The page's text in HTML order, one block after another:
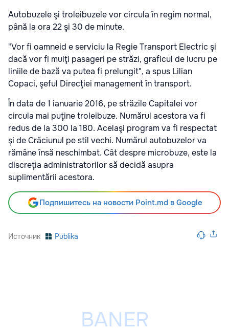
Autobuzele şi troleibuzele vor circula în regim normal,
până la ora 22 şi 30 de minute.
"Vor fi oamneid e serviciu la Regie Transport Electric şi
dacă vor fi mulţi pasageri pe străzi, graficul de lucru pe
liniile de bază va putea fi prelungit", a spus Lilian
Copaci, şeful Direcţiei management în transport.
În data de 1 ianuarie 2016, pe străzile Capitalei vor
circula mai puţine troleibuze. Numărul acestora va fi
redus de la 300 la 180. Acelaşi program va fi respectat
şi de Crăciunul pe stil vechi. Numărul autobuzelor va
rămâne însă neschimbat. Cât despre microbuze, este la
discreţia administratorilor să decidă asupra
suplimentării acestora.
Подпишитесь на новости Point.md в Google
Источник Publika